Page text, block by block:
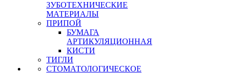
ЗУБОТЕХНИЧЕСКИЕ
МАТЕРИАЛЫ
ПРИПОЙ
БУМАГА
АРТИКУЛЯЦИОННАЯ
КИСТИ
ТИГЛИ
СТОМАТОЛОГИЧЕСКОЕ